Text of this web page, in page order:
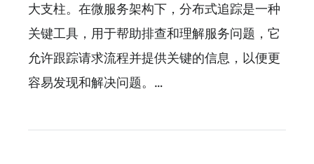
大支柱。在微服务架构下，分布式追踪是一种
关键工具，用于帮助排查和理解服务问题，它
允许跟踪请求流程并提供关键的信息，以便更
容易发现和解决问题。…